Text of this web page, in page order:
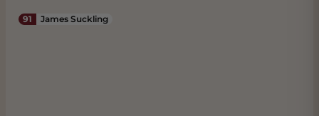
91 James Suckling